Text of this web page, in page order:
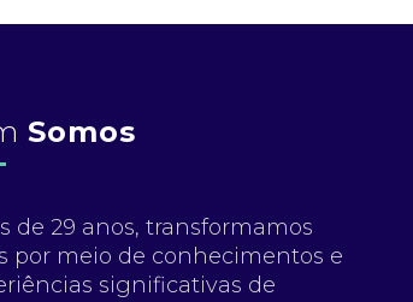
Somos
de 29 anos, transformamos
por meio de conhecimentos e
significativas de